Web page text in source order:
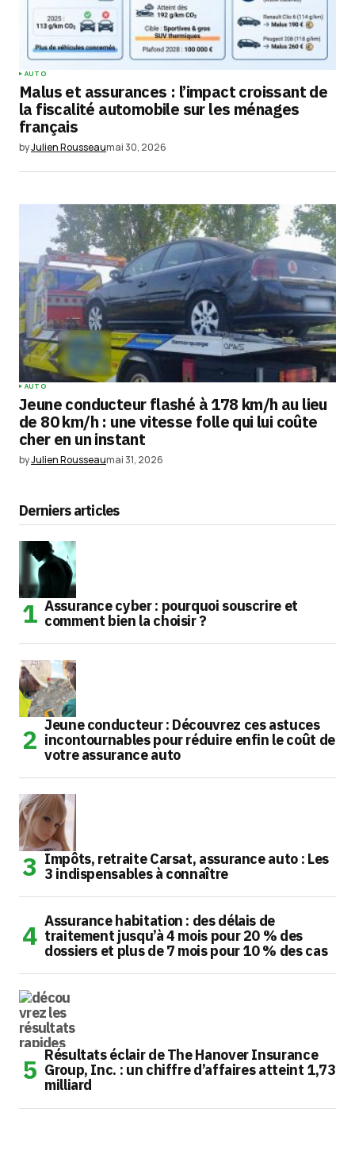
AUTO
Malus et assurances : l’impact croissant de
la fiscalité automobile sur les ménages
français
byJulien Rousseaumai 30, 2026
AUTO
Jeune conducteur flashé à 178 km/h au lieu
de 80 km/h : une vitesse folle qui lui coûte
cher en un instant
byJulien Rousseaumai 31, 2026
Derniers articles
Assurance cyber : pourquoi souscrire et
comment bien la choisir ?
Jeune conducteur : Découvrez ces astuces
incontournables pour réduire enfin le coût de
votre assurance auto
Impôts, retraite Carsat, assurance auto : Les
3 indispensables à connaître
Assurance habitation : des délais de
traitement jusqu’à 4 mois pour 20 % des
dossiers et plus de 7 mois pour 10 % des cas
Résultats éclair de The Hanover Insurance
Group, Inc. : un chiffre d’affaires atteint 1,73
milliard